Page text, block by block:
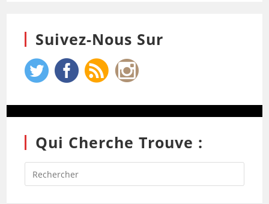
Suivez-Nous Sur
Qui Cherche Trouve :